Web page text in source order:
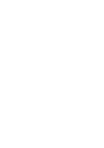
hinzufügen